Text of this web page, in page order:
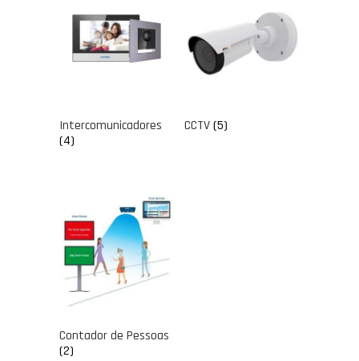
Intercomunicadores
(4)
CCTV(5)
Contador de Pessoas
(2)